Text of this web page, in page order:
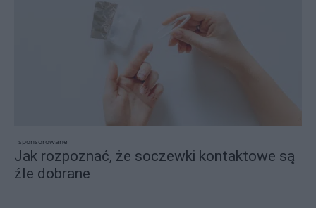
sponsorowane
Jak rozpoznać, że soczewki kontaktowe są
źle dobrane